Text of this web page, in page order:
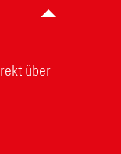
über